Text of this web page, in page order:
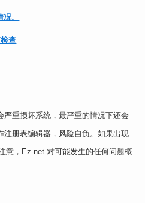
。
查
重损坏系统，最严重的情况下还会
注册表编辑器，风险自负。如果出现
意，Ez-net 对可能发生的任何问题概